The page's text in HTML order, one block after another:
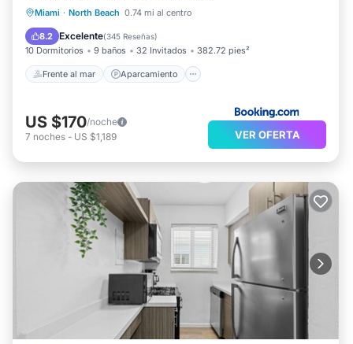
Miami · North Beach 0.74 mi al centro
8.2 Excelente(345 Reseñas)
10 Dormitorios 9 baños 32 Invitados 382.72 pies²
Frente al mar Aparcamiento
Frente al mar
Aparcamiento
Vista al mar
US $170/noche
7 noches - US $1,189 VER OFERTA